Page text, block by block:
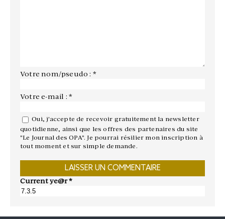
Votre nom/pseudo : *
Votre e-mail : *
Oui, j'accepte de recevoir gratuitement la newsletter
quotidienne, ainsi que les offres des partenaires du site
"Le Journal des OPA". Je pourrai résilier mon inscription à
tout moment et sur simple demande.
Current ye@r*